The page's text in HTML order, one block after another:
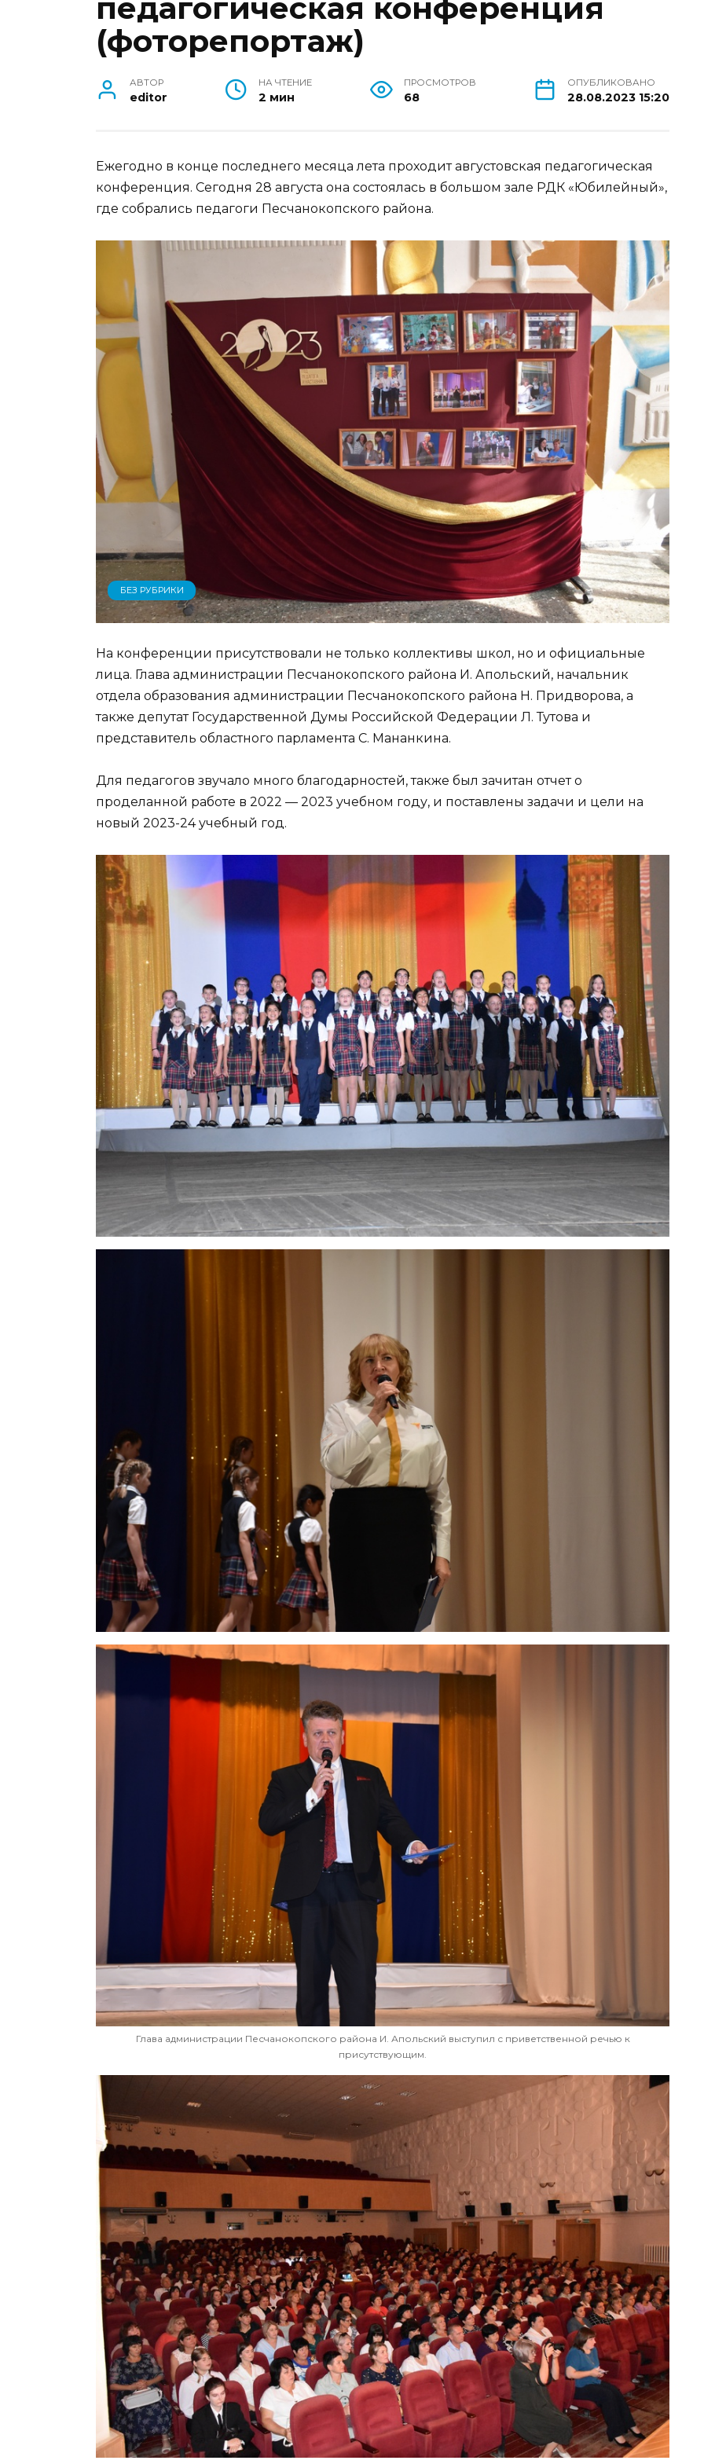
педагогическая конференция
(фоторепортаж)
АВТОР
editor
НА ЧТЕНИЕ
2 мин
ПРОСМОТРОВ
68
ОПУБЛИКОВАНО
28.08.2023 15:20
Ежегодно в конце последнего месяца лета проходит августовская педагогическая
конференция. Сегодня 28 августа она состоялась в большом зале РДК «Юбилейный»,
где собрались педагоги Песчанокопского района.
БЕЗ РУБРИКИ
На конференции присутствовали не только коллективы школ, но и официальные
лица. Глава администрации Песчанокопского района И. Апольский, начальник
отдела образования администрации Песчанокопского района Н. Придворова, а
также депутат Государственной Думы Российской Федерации Л. Тутова и
представитель областного парламента С. Мананкина.
Для педагогов звучало много благодарностей, также был зачитан отчет о
проделанной работе в 2022 — 2023 учебном году, и поставлены задачи и цели на
новый 2023-24 учебный год.
Глава администрации Песчанокопского района И. Апольский выступил с приветственной речью к
присутствующим.